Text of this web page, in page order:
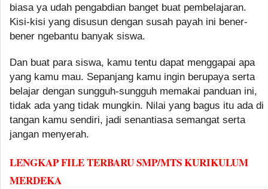
biasa ya udah pengabdian banget buat pembelajaran.
Kisi-kisi yang disusun dengan susah payah ini bener-
bener ngebantu banyak siswa.
Dan buat para siswa, kamu tentu dapat menggapai apa
yang kamu mau. Sepanjang kamu ingin berupaya serta
belajar dengan sungguh-sungguh memakai panduan ini,
tidak ada yang tidak mungkin. Nilai yang bagus itu ada di
tangan kamu sendiri, jadi senantiasa semangat serta
jangan menyerah.
LENGKAP FILE TERBARU SMP/MTS KURIKULUM
MERDEKA